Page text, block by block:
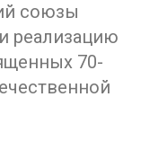
союзы
реализацию
70-